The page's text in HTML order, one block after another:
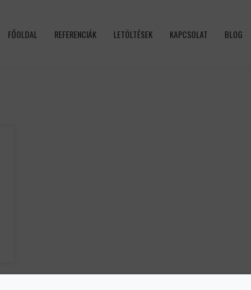
FŐOLDAL REFERENCIÁK LETÖLTÉSEK KAPCSOLAT BLOG